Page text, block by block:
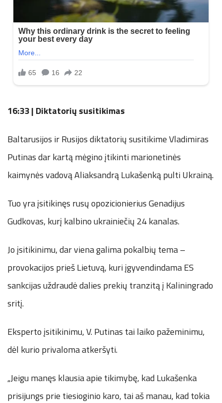
16:33 | Diktatorių susitikimas
Baltarusijos ir Rusijos diktatorių susitikime Vladimiras
Putinas dar kartą mėgino įtikinti marionetinės
kaimynės vadovą Aliaksandrą Lukašenką pulti Ukrainą.
Tuo yra įsitikinęs rusų opozicionierius Genadijus
Gudkovas, kurį kalbino ukrainiečių 24 kanalas.
Jo įsitikinimu, dar viena galima pokalbių tema –
provokacijos prieš Lietuvą, kuri įgyvendindama ES
sankcijas uždraudė dalies prekių tranzitą į Kaliningrado
sritį.
Eksperto įsitikinimu, V. Putinas tai laiko pažeminimu,
dėl kurio privaloma atkeršyti.
„Jeigu manęs klausia apie tikimybę, kad Lukašenka
prisijungs prie tiesioginio karo, tai aš manau, kad tokia